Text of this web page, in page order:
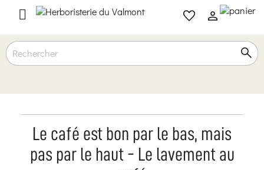

Le café est bon par le bas, mais
pas par le haut - Le lavement au